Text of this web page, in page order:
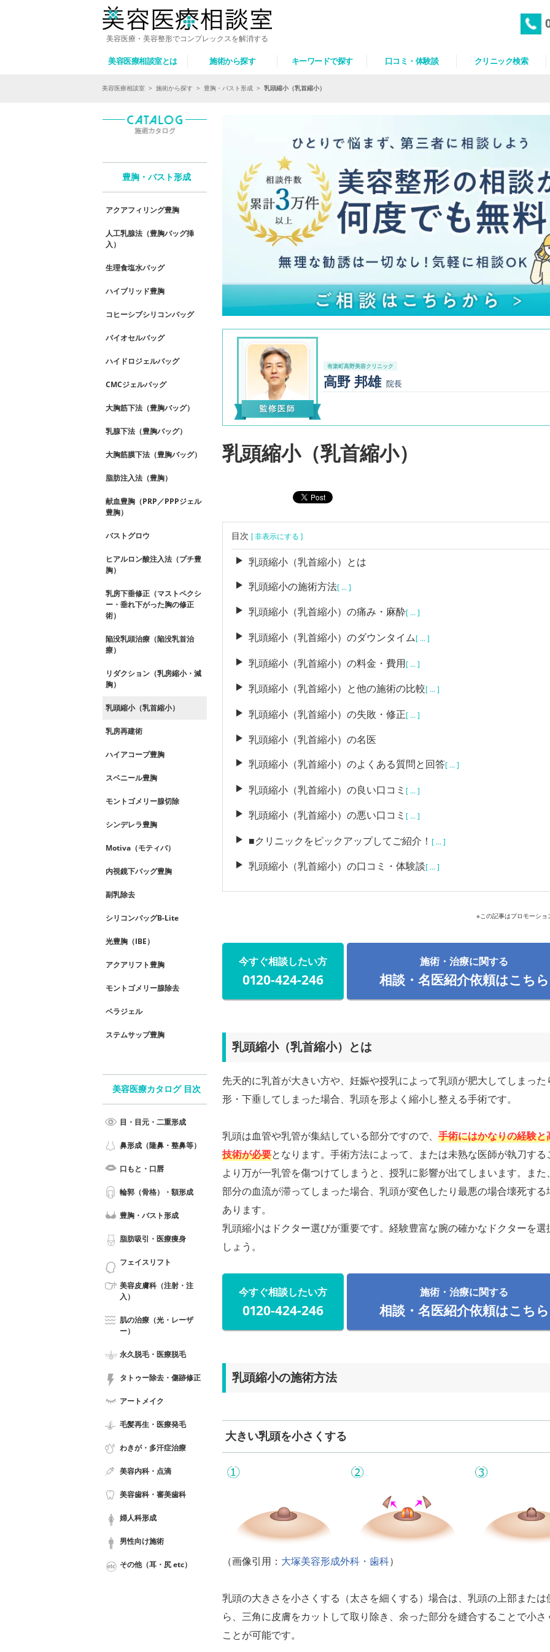
美容医療・美容整形でコンプレックスを解消する
美容医療相談室とは 施術から探す キーワードで探す 口コミ・体験談 クリニック検索
美容医療相談室 > 施術から探す > 豊胸・バスト形成 > 乳頭縮小（乳首縮小）
有楽町高野美容クリニック
高野 邦雄 院長
乳頭縮小（乳首縮小）
目次 [ 非表示にする ]
乳頭縮小（乳首縮小）とは
乳頭縮小の施術方法[ ... ]
乳頭縮小（乳首縮小）の痛み・麻酔[ ... ]
乳頭縮小（乳首縮小）のダウンタイム[ ... ]
乳頭縮小（乳首縮小）の料金・費用[ ... ]
乳頭縮小（乳首縮小）と他の施術の比較[ ... ]
乳頭縮小（乳首縮小）の失敗・修正[ ... ]
乳頭縮小（乳首縮小）の名医
乳頭縮小（乳首縮小）のよくある質問と回答[ ... ]
乳頭縮小（乳首縮小）の良い口コミ [ ... ]
乳頭縮小（乳首縮小）の悪い口コミ [ ... ]
■クリニックをピックアップしてご紹介！ [ ... ]
乳頭縮小（乳首縮小）の口コミ・体験談[ ... ]
※この記事はプロモーショ
今すぐ相談したい方
0120-424-246
施術・治療に関する
相談・名医紹介依頼はこちら
乳頭縮小（乳首縮小）とは
先天的に乳首が大きい方や、妊娠や授乳によって乳頭が肥大してしまった
形・下垂してしまった場合、乳頭を形よく縮小し整える手術です。
乳頭は血管や乳管が集結している部分ですので、 手術にはかなりの経験と
技術が必要となります。手術方法によって、または未熟な医師が執刀する
より万が一乳管を傷つけてしまうと、授乳に影響が出てしまいます。また
部分の血流が滞ってしまった場合、乳頭が変色したり最悪の場合壊死する
あります。
乳頭縮小はドクター選びが重要です。経験豊富な腕の確かなドクターを選
しょう。
今すぐ相談したい方
0120-424-246
施術・治療に関する
相談・名医紹介依頼はこちら
乳頭縮小の施術方法
大きい乳頭を小さくする
（画像引用： 大塚美容形成外科・歯科）
乳頭の大きさを小さくする（太さを細くする）場合は、乳頭の上部または
ら、三角に皮膚をカットして取り除き、余った部分を縫合することで小さ
ことが可能です。
豊胸・バスト形成
アクアフィリング豊胸
人工乳腺法（豊胸バッグ挿
入）
生理食塩水バッグ
ハイブリッド豊胸
コヒーシブシリコンバッグ
バイオセルバッグ
ハイドロジェルバッグ
CMCジェルバッグ
大胸筋下法（豊胸バッグ）
乳腺下法（豊胸バッグ）
大胸筋膜下法（豊胸バッグ）
脂肪注入法（豊胸）
献血豊胸（PRP／PPPジェル
豊胸）
バストグロウ
ヒアルロン酸注入法（プチ豊
胸）
乳房下垂修正（マストペクシ
ー・垂れ下がった胸の修正
術）
陥没乳頭治療（陥没乳首治
療）
リダクション（乳房縮小・減
胸）
乳頭縮小（乳首縮小）
乳房再建術
ハイアコープ豊胸
スベニール豊胸
モントゴメリー腺切除
シンデレラ豊胸
Motiva（モティバ）
内視鏡下バッグ豊胸
副乳除去
シリコンバッグB-Lite
光豊胸（IBE）
アクアリフト豊胸
モントゴメリー腺除去
ベラジェル
ステムサップ豊胸
美容医療カタログ 目次
目・目元・二重形成
鼻形成（隆鼻・整鼻等）
口もと・口唇
輪郭（骨格）・額形成
豊胸・バスト形成
脂肪吸引・医療痩身
フェイスリフト
美容皮膚科（注射・注
入）
肌の治療（光・レーザ
ー）
永久脱毛・医療脱毛
タトゥー除去・傷跡修正
アートメイク
毛髪再生・医療発毛
わきが・多汗症治療
美容内科・点滴
美容歯科・審美歯科
婦人科形成
男性向け施術
その他（耳・尻 etc）